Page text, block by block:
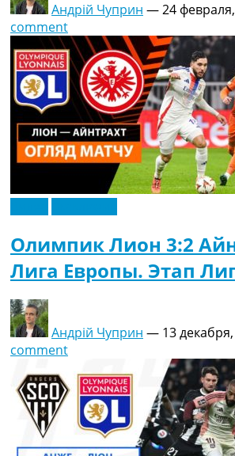
Андрій Чуприн —24
comment
Олимпик Лион 3:2
Лига Европы. Этап
Андрій Чуприн — 13
comment